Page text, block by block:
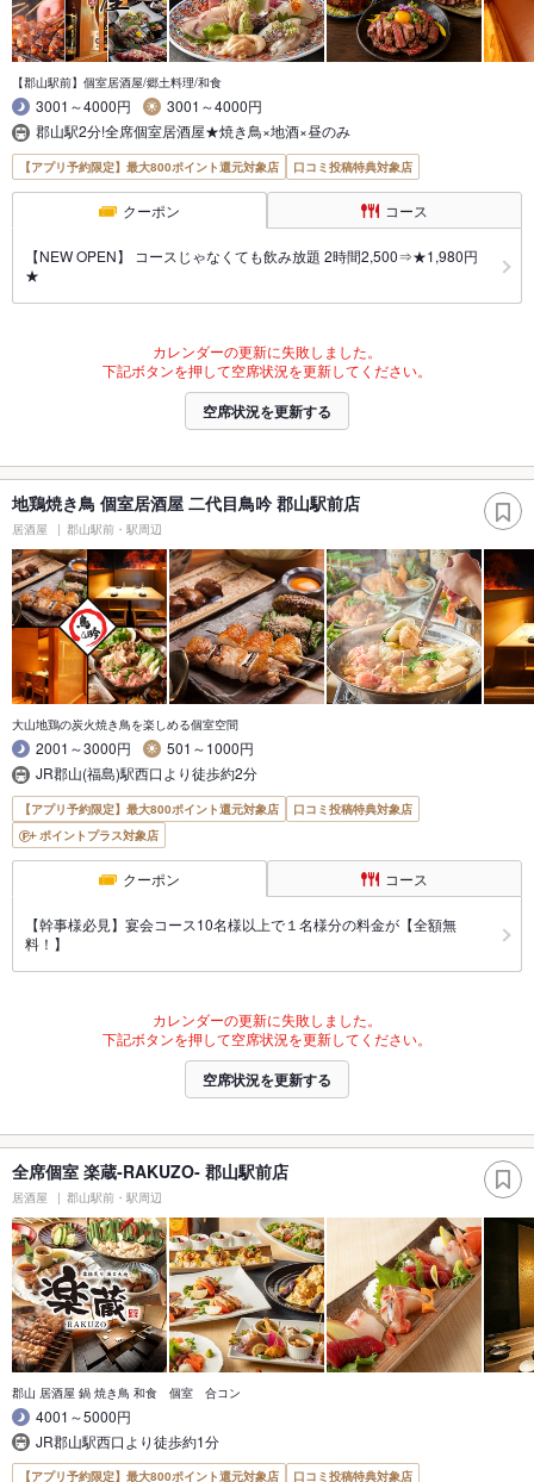
【郡山駅前】個室居酒屋/郷土料理/和食
3001～4000円
3001～4000円
郡山駅2分!全席個室居酒屋★焼き鳥×地酒×昼のみ
【アプリ予約限定】最大800ポイント還元対象店 口コミ投稿特典対象店
クーポン コース
【NEW OPEN】 コースじゃなくても飲み放題 2時間2,500⇒★1,980円
★
カレンダーの更新に失敗しました。
下記ボタンを押して空席状況を更新してください。
空席状況を更新する
地鶏焼き鳥 個室居酒屋 二代目鳥吟 郡山駅前店
居酒屋 郡山駅前・駅周辺
大山地鶏の炭火焼き鳥を楽しめる個室空間
2001～3000円
501～1000円
JR郡山(福島)駅西口より徒歩約2分
【アプリ予約限定】最大800ポイント還元対象店
口コミ投稿特典対象店
ポイントプラス対象店
クーポン コース
【幹事様必見】宴会コース10名様以上で１名様分の料金が【全額無
料！】
カレンダーの更新に失敗しました。
下記ボタンを押して空席状況を更新してください。
空席状況を更新する
全席個室 楽蔵‐RAKUZO‐ 郡山駅前店
居酒屋 郡山駅前・駅周辺
郡山 居酒屋 鍋 焼き鳥 和食 個室 合コン
4001～5000円
JR郡山駅西口より徒歩約1分
【アプリ予約限定】最大800ポイント還元対象店 口コミ投稿特典対象店